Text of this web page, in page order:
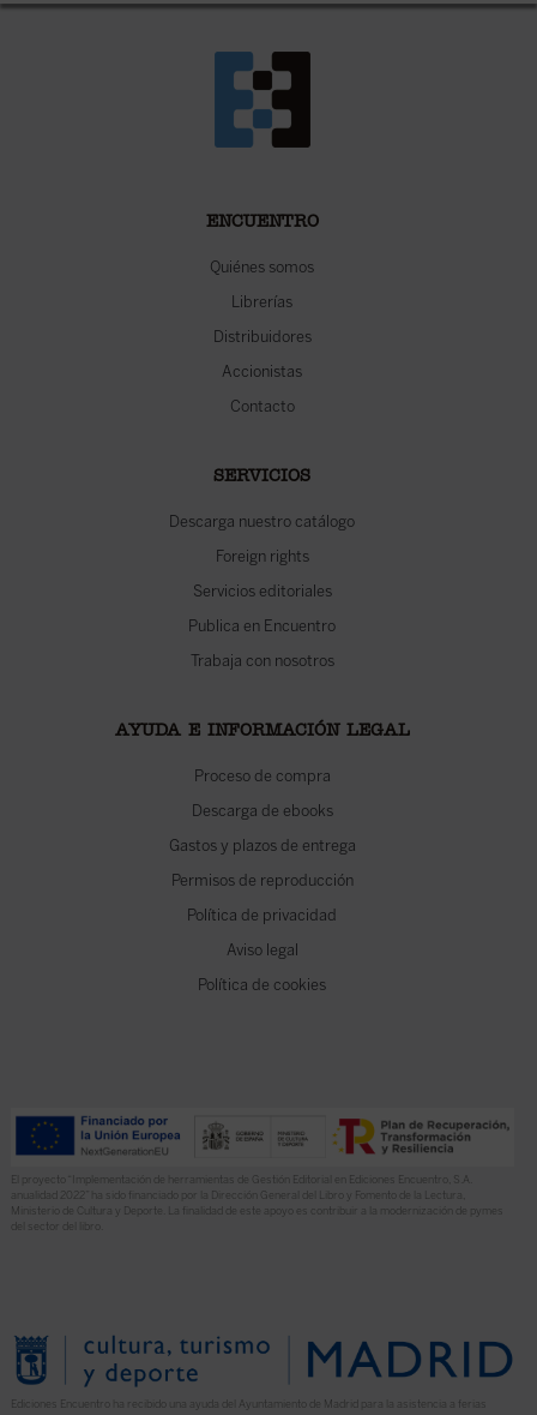
ENCUENTRO
Quiénes somos
Librerías
Distribuidores
Accionistas
Contacto
SERVICIOS
Descarga nuestro catálogo
Foreign rights
Servicios editoriales
Publica en Encuentro
Trabaja con nosotros
AYUDA E INFORMACIÓN LEGAL
Proceso de compra
Descarga de ebooks
Gastos y plazos de entrega
Permisos de reproducción
Política de privacidad
Aviso legal
Política de cookies
El proyecto “Implementación de herramientas de Gestión Editorial en Ediciones Encuentro, S.A.
anualidad 2022” ha sido financiado por la Dirección General del Libro y Fomento de la Lectura,
Ministerio de Cultura y Deporte. La finalidad de este apoyo es contribuir a la modernización de pymes
del sector del libro.
Ediciones Encuentro ha recibido una ayuda del Ayuntamiento de Madrid para la asistencia a ferias